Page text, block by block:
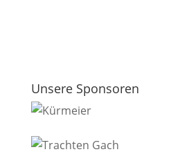
Unsere Sponsoren